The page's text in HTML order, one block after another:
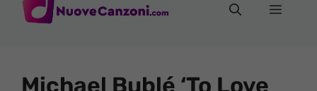
Menu
Michael Bublé ‘To Love